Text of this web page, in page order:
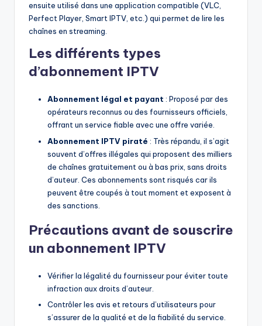
ensuite utilisé dans une application compatible (VLC,
Perfect Player, Smart IPTV, etc.) qui permet de lire les
chaînes en streaming.
Les différents types
d’abonnement IPTV
Abonnement légal et payant : Proposé par des
opérateurs reconnus ou des fournisseurs officiels,
offrant un service fiable avec une offre variée.
Abonnement IPTV piraté : Très répandu, il s’agit
souvent d’offres illégales qui proposent des milliers
de chaînes gratuitement ou à bas prix, sans droits
d’auteur. Ces abonnements sont risqués car ils
peuvent être coupés à tout moment et exposent à
des sanctions.
Précautions avant de souscrire
un abonnement IPTV
Vérifier la légalité du fournisseur pour éviter toute
infraction aux droits d’auteur.
Contrôler les avis et retours d’utilisateurs pour
s’assurer de la qualité et de la fiabilité du service.